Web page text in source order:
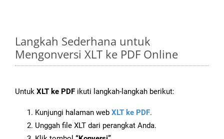
Langkah Sederhana untuk
Mengonversi XLT ke PDF Online
Untuk XLT ke PDF ikuti langkah-langkah berikut:
Kunjungi halaman web XLT ke PDF.
Unggah file XLT dari perangkat Anda.